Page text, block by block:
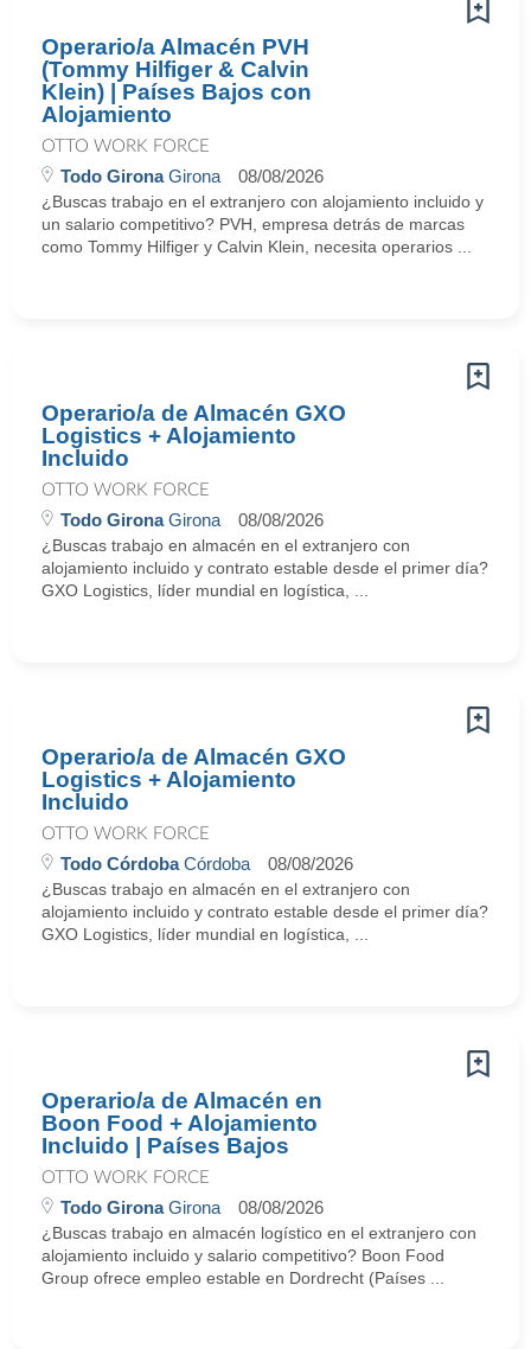
Operario/a Almacén PVH
(Tommy Hilfiger & Calvin
Klein) | Países Bajos con
Alojamiento
OTTO WORK FORCE
Todo GironaGirona 08/08/2026
¿Buscas trabajo en el extranjero con alojamiento incluido y
un salario competitivo? PVH, empresa detrás de marcas
como Tommy Hilfiger y Calvin Klein, necesita operarios ...
Operario/a de Almacén GXO
Logistics + Alojamiento
Incluido
OTTO WORK FORCE
Todo GironaGirona 08/08/2026
¿Buscas trabajo en almacén en el extranjero con
alojamiento incluido y contrato estable desde el primer día?
GXO Logistics, líder mundial en logística, ...
Operario/a de Almacén GXO
Logistics + Alojamiento
Incluido
OTTO WORK FORCE
Todo CórdobaCórdoba 08/08/2026
¿Buscas trabajo en almacén en el extranjero con
alojamiento incluido y contrato estable desde el primer día?
GXO Logistics, líder mundial en logística, ...
Operario/a de Almacén en
Boon Food + Alojamiento
Incluido | Países Bajos
OTTO WORK FORCE
Todo GironaGirona 08/08/2026
¿Buscas trabajo en almacén logístico en el extranjero con
alojamiento incluido y salario competitivo? Boon Food
Group ofrece empleo estable en Dordrecht (Países ...